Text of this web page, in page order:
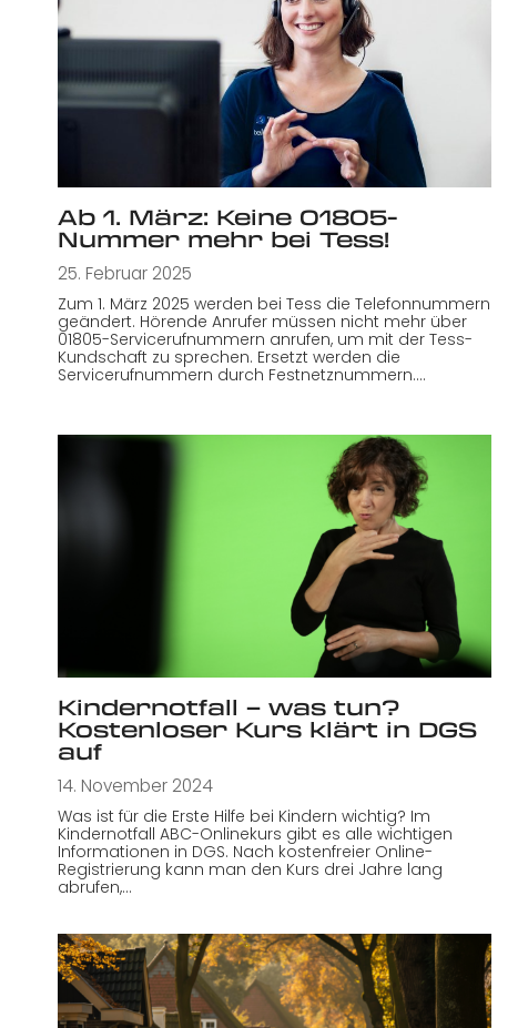
Ab 1. März: Keine 01805-
Nummer mehr bei Tess!
25. Februar 2025
Zum 1. März 2025 werden bei Tess die Telefonnummern
geändert. Hörende Anrufer müssen nicht mehr über
01805-Servicerufnummern anrufen, um mit der Tess-
Kundschaft zu sprechen. Ersetzt werden die
Servicerufnummern durch Festnetznummern.…
Kindernotfall – was tun?
Kostenloser Kurs klärt in DGS
auf
14. November 2024
Was ist für die Erste Hilfe bei Kindern wichtig? Im
Kindernotfall ABC-Onlinekurs gibt es alle wichtigen
Informationen in DGS. Nach kostenfreier Online-
Registrierung kann man den Kurs drei Jahre lang
abrufen,…